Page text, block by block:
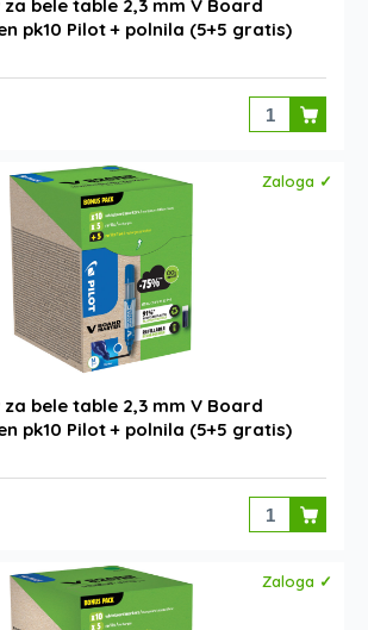
bele table 2,3 mm V Board
pk10 Pilot + polnila (5+5 gratis)
Zaloga ✓
bele table 2,3 mm V Board
pk10 Pilot + polnila (5+5 gratis)
Zaloga ✓